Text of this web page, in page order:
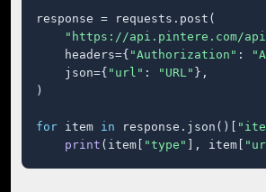
response = requests.post(
"https://api.pintere.com/api/
    headers={
"Authorization" :
    json={
"url" : "URL" },
)
for item in response.json()[
print (item[ "type" ], item[